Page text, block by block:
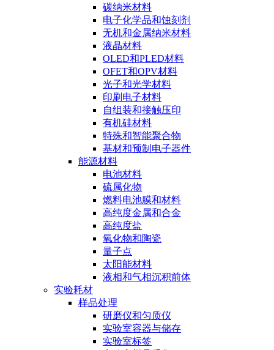
碳纳米材料
电子化学品和蚀刻剂
无机和金属纳米材料
液晶材料
OLED和PLED材料
OFET和OPV材料
光子和光学材料
印刷电子材料
自组装和接触压印
有机硅材料
特殊和智能聚合物
基材和预制电子器件
能源材料
电池材料
硫属化物
燃料电池膜和材料
高纯度金属和合金
高纯度盐
氧化物和陶瓷
量子点
太阳能材料
液相和气相沉积前体
实验耗材
样品处理
研磨仪和匀质仪
实验室容器与储存
实验室标签